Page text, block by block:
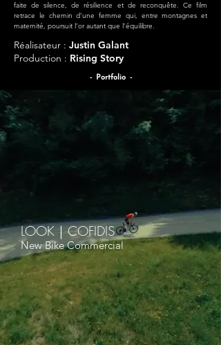
faite de silence, de résilience et de reconquête. Ce film
retrace le chemin d’une femme qui, entre montagnes et
maternité, poursuit l’or autant que l’équilibre.
Réalisateur : Justin Galant
Production : Rising Story
- Portfolio -
LOOK｜COFIDIS
New Bike Commercial